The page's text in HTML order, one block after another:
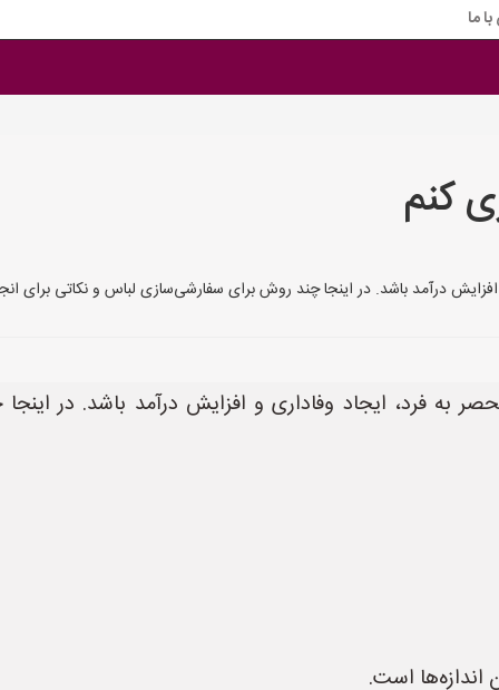
ما
کنم
درآمد باشد. در اینجا چند روش برای سفارشی‌سازی لباس و نکاتی برای
به فرد، ایجاد وفاداری و افزایش درآمد باشد. در
است.